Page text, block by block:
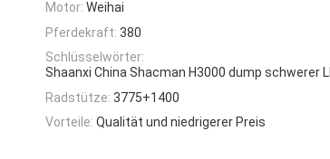
Motor: Weihai
Pferdekraft: 380
Schlüsselwörter:
Shaanxi China Shacman H3000 dump schwerer
Radstütze: 3775+1400
Vorteile: Qualität und niedrigerer Preis